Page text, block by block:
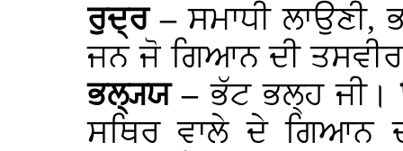
ਰੁਦ੍ਰ –ਸਮਾਧੀ ਲਾਉਣੀ,
ਜਨ ਜੋ ਗਿਆਨ ਦੀ
ਭਲ੍ਯ੍ਯ –ਭੱਟ ਭਲ੍ਹ ਜੀ।
ਸਥਿਰ ਵਾਲੇ ਦੇ ਗਿਆਨ